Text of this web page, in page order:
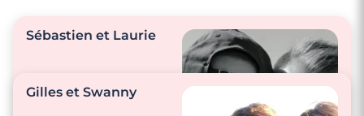
Sébastien et Laurie
Gilles et Swanny